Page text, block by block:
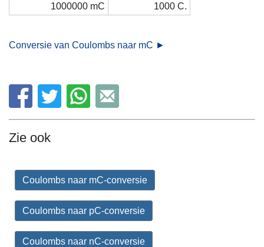
1000000 mC
1000 C.
Conversie van Coulombs naar mC ►
Zie ook
Coulombs naar mC-conversie
Coulombs naar pC-conversie
Coulombs naar nC-conversie